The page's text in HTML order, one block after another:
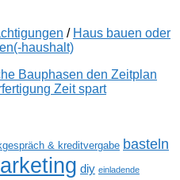
/ Haus bauen oder
haushalt)
Bauphasen den Zeitplan
Zeit spart
& kreditvergabe basteln
diy einladende